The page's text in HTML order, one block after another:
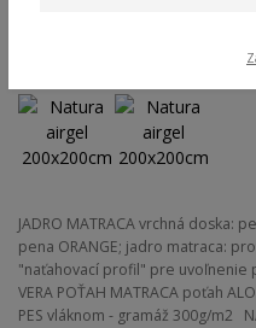
JADRO MATRACA vrchná doska:
pena ORANGE; jadro matraca:
"naťahovací profil" pre uvoľnenie
VERA POŤAH MATRACA poťah
PES vláknom - gramáž 300g/m2